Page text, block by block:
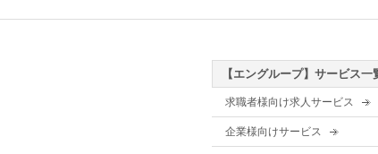
【エングループ】サービス一
求職者様向け求人サービス
企業様向けサービス